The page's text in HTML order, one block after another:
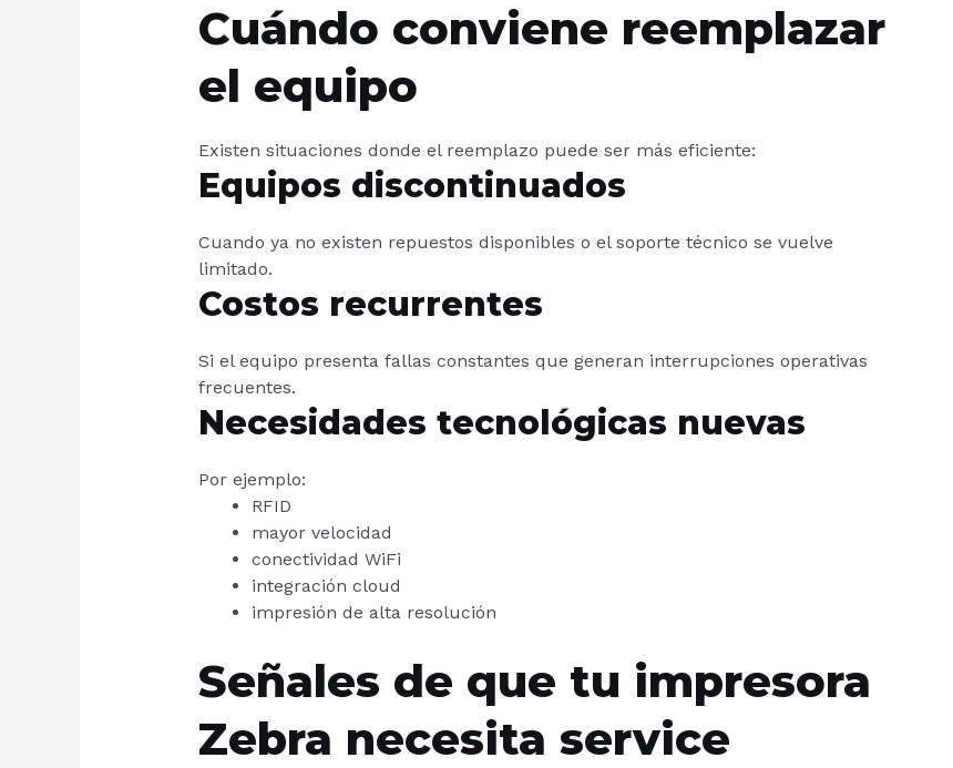
Cuándo conviene reemplazar
el equipo
Existen situaciones donde el reemplazo puede ser más eficiente:
Equipos discontinuados
Cuando ya no existen repuestos disponibles o el soporte técnico se vuelve
limitado.
Costos recurrentes
Si el equipo presenta fallas constantes que generan interrupciones operativas
frecuentes.
Necesidades tecnológicas nuevas
Por ejemplo:
RFID
mayor velocidad
conectividad WiFi
integración cloud
impresión de alta resolución
Señales de que tu impresora
Zebra necesita service